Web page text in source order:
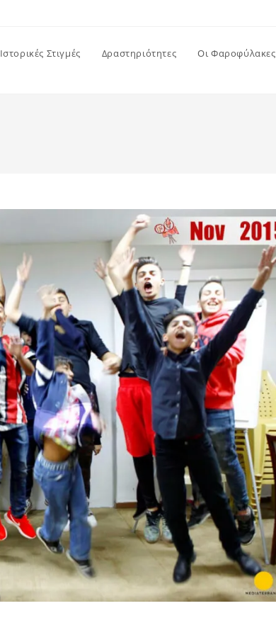
Ιστορικές Στιγμές Δραστηριότητες Οι Φαροφύλακες